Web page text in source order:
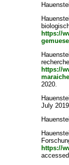
https://
https://
2020.
July
https://